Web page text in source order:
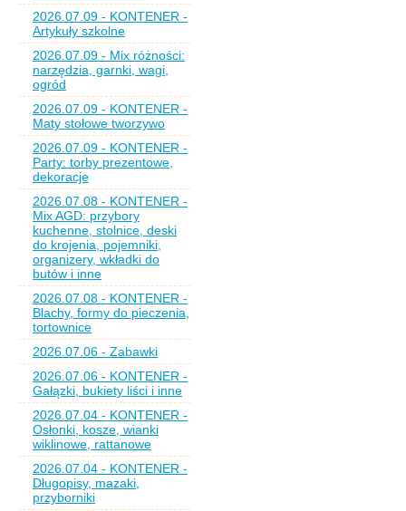
2026.07.09 - KONTENER -
Artykuły szkolne
2026.07.09 - Mix różności:
narzędzia, garnki, wagi,
ogród
2026.07.09 - KONTENER -
Maty stołowe tworzywo
2026.07.09 - KONTENER -
Party: torby prezentowe,
dekoracje
2026.07.08 - KONTENER -
Mix AGD: przybory
kuchenne, stolnice, deski
do krojenia, pojemniki,
organizery, wkładki do
butów i inne
2026.07.08 - KONTENER -
Blachy, formy do pieczenia,
tortownice
2026.07.06 - Zabawki
2026.07.06 - KONTENER -
Gałązki, bukiety liści i inne
2026.07.04 - KONTENER -
Osłonki, kosze, wianki
wiklinowe, rattanowe
2026.07.04 - KONTENER -
Długopisy, mazaki,
przyborniki